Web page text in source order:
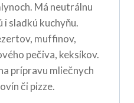
Má neutrálnu
i sladkú kuchyňu.
muffinov,
pečiva, keksíkov.
prípravu mliečnych
či pizze.